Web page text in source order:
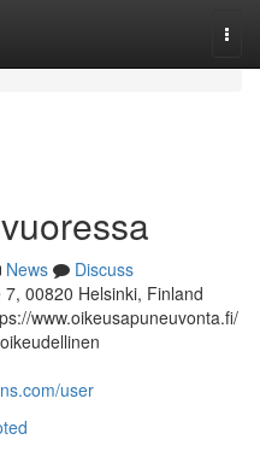
News
Discuss
00820 Helsinki, Finland
www.oikeusapuneuvonta.fi/
user